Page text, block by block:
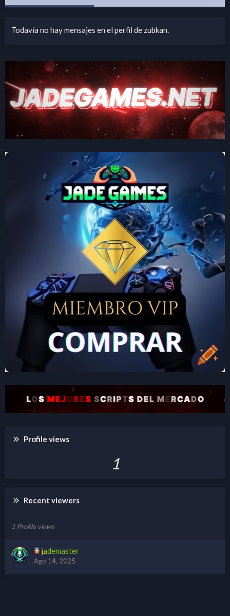
Todavía no hay mensajes en el perfil de zubkan.
Profile views
1
Recent viewers
1 Profile views
jademaster
Ago 14, 2025